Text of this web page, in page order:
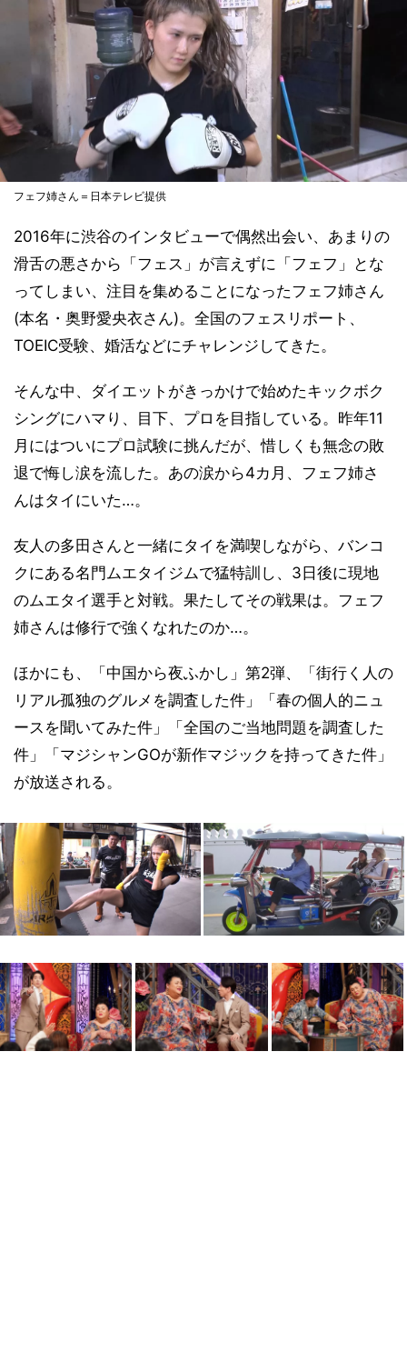
フェフ姉さん＝日本テレビ提供
2016年に渋谷のインタビューで偶然出会い、あまりの
滑舌の悪さから「フェス」が言えずに「フェフ」とな
ってしまい、注目を集めることになったフェフ姉さん
(本名・奥野愛央衣さん)。全国のフェスリポート、
TOEIC受験、婚活などにチャレンジしてきた。
そんな中、ダイエットがきっかけで始めたキックボク
シングにハマり、目下、プロを目指している。昨年11
月にはついにプロ試験に挑んだが、惜しくも無念の敗
退で悔し涙を流した。あの涙から4カ月、フェフ姉さ
んはタイにいた…。
友人の多田さんと一緒にタイを満喫しながら、バンコ
クにある名門ムエタイジムで猛特訓し、3日後に現地
のムエタイ選手と対戦。果たしてその戦果は。フェフ
姉さんは修行で強くなれたのか…。
ほかにも、「中国から夜ふかし」第2弾、「街行く人の
リアル孤独のグルメを調査した件」「春の個人的ニュ
ースを聞いてみた件」「全国のご当地問題を調査した
件」「マジシャンGOが新作マジックを持ってきた件」
が放送される。